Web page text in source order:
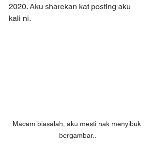
2020. Aku sharekan kat posting aku
kali ni.
Macam biasalah, aku mesti nak menyibuk
bergambar..